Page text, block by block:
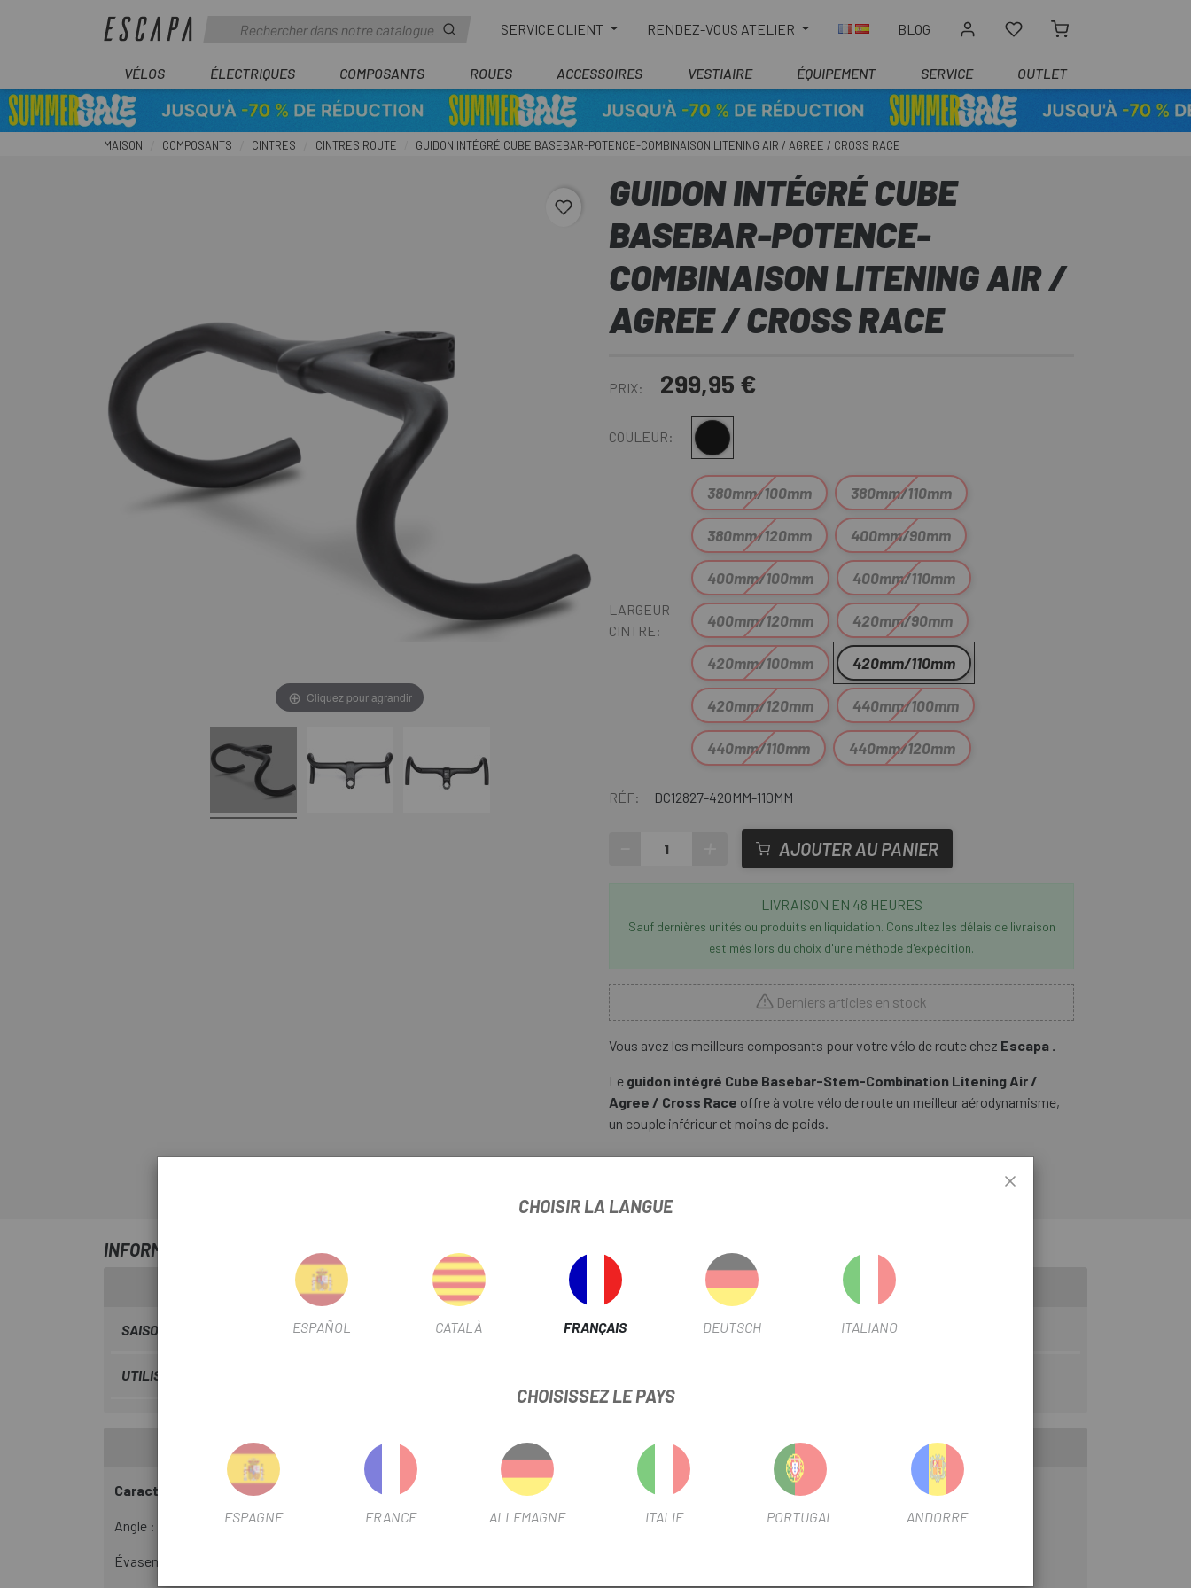
SERVICE CLIENT RENDEZ-VOUS ATELIER BLOG
VÉLOS ÉLECTRIQUES COMPOSANTS ROUES ACCESSOIRES VESTIAIRE ÉQUIPEMENT SERVICE OUTLET
MAISON COMPOSANTS CINTRES CINTRES ROUTE GUIDON INTÉGRÉ CUBE BASEBAR-POTENCE-COMBINAISON LITENING AIR / AGREE / CROSS RACE
favorite_border
Cliquez pour agrandir
GUIDON INTÉGRÉ CUBE
BASEBAR-POTENCE-
COMBINAISON LITENING AIR /
AGREE / CROSS RACE
PRIX: 299,95 €
COULEUR:
LARGEUR
CINTRE:
380mm/100mm 380mm/110mm
380mm/120mm 400mm/90mm
400mm/100mm 400mm/110mm
400mm/120mm 420mm/90mm
420mm/100mm 420mm/110mm
420mm/120mm 440mm/100mm
440mm/110mm 440mm/120mm
RÉF: DC12827-420MM-110MM
AJOUTER AU PANIER
LIVRAISON EN 48 HEURES
Sauf dernières unités ou produits en liquidation. Consultez les délais de livraison
estimés lors du choix d'une méthode d'expédition.
Derniers articles en stock
Vous avez les meilleurs composants pour votre vélo de route chez Escapa .
Le guidon intégré Cube Basebar-Stem-Combination Litening Air /
Agree / Cross Race offre à votre vélo de route un meilleur aérodynamisme,
un couple inférieur et moins de poids.
INFORMATION SUR GUIDON INTÉGRÉ CUBE BASEBAR-POTENCE-COMBINAISON LITENING AIR / AGREE / CROSS RACE
FICHE PRODUIT
SAISON MATÉRIAU Carbone
UTILISER LE FILTRE
INFORMATION PRODUIT
Caractéristiques:
Angle : -6°
Évasement : 1°
CHOISIR LA LANGUE
ESPAÑOL CATALÀ FRANÇAIS DEUTSCH ITALIANO
CHOISISSEZ LE PAYS
ESPAGNE FRANCE ALLEMAGNE ITALIE PORTUGAL ANDORRE